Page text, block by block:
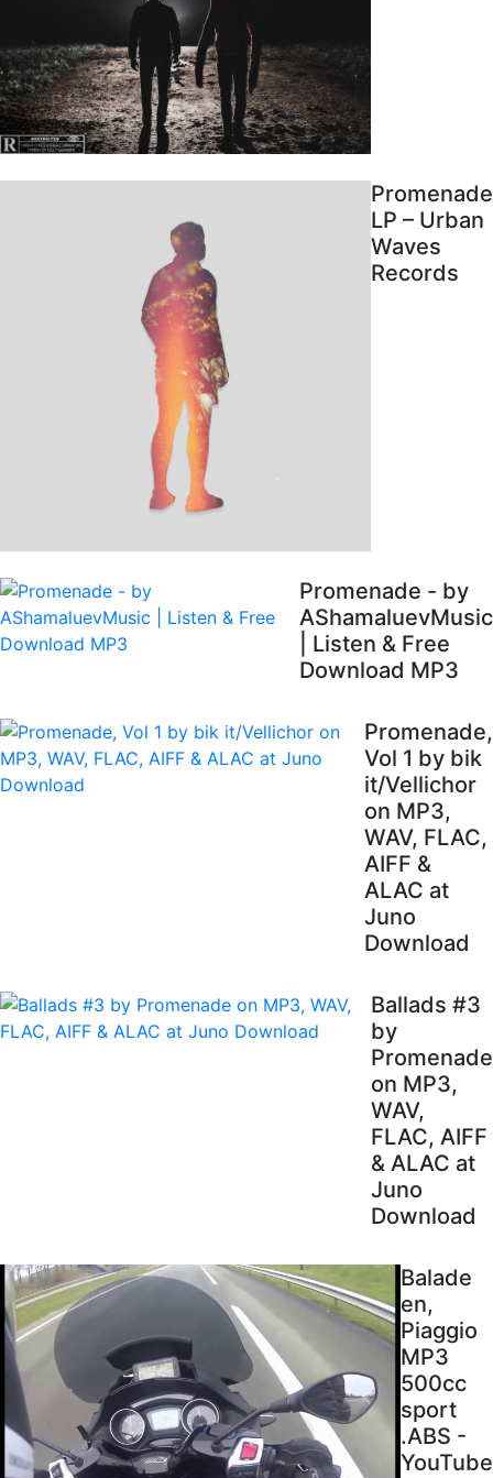
Promenade
LP – Urban
Waves
Records
Promenade - by
AShamaluevMusic
| Listen & Free
Download MP3
Promenade,
Vol 1 by bik
it/Vellichor
on MP3,
WAV, FLAC,
AIFF &
ALAC at
Juno
Download
Ballads #3
by
Promenade
on MP3,
WAV,
FLAC, AIFF
& ALAC at
Juno
Download
Balade
en,
Piaggio
MP3
500cc
sport
.ABS -
YouTube